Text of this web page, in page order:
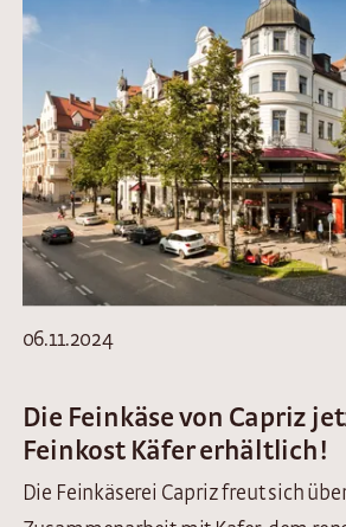
06.11.2024
Die Feinkäse von Capriz
Feinkost Käfer erhältlich!
Die Feinkäserei Capriz freut sich